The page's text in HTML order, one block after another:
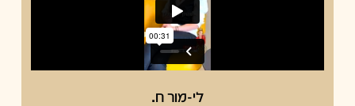
לי-מור ח.